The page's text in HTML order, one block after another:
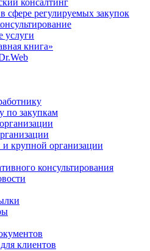
консалтинг
сфере регулируемых закупок
услуги
книга»
по закупкам
и крупной организации
консультирования
клиентов